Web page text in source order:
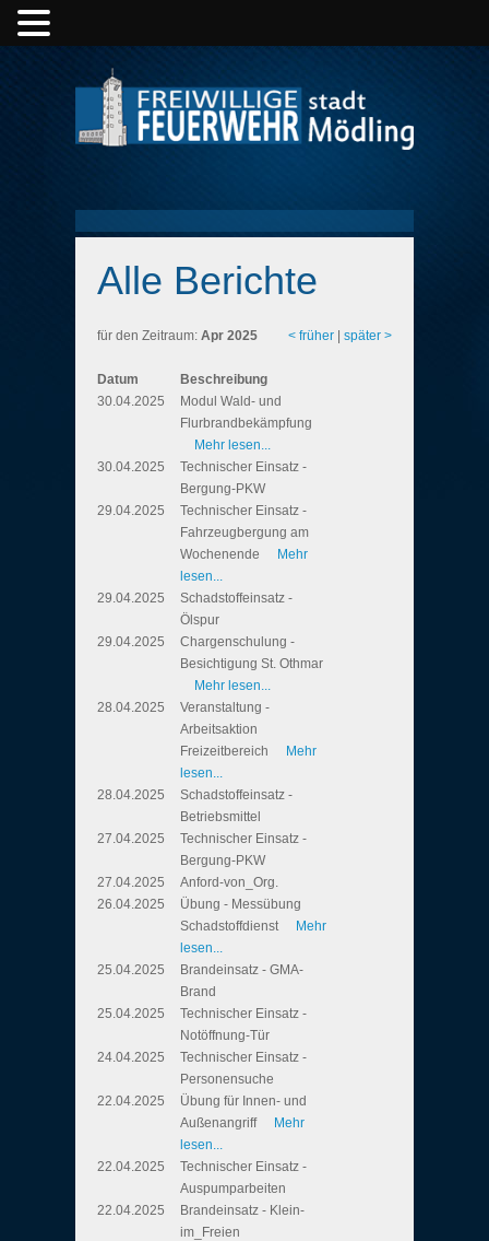
Alle Berichte
< früher später >
für den Zeitraum: Apr 2025
Datum
Beschreibung
30.04.2025
Modul Wald- und
Flurbrandbekämpfung
Mehr lesen...
30.04.2025
Technischer Einsatz -
Bergung-PKW
29.04.2025
Technischer Einsatz -
Fahrzeugbergung am
Wochenende
Mehr
lesen...
29.04.2025
Schadstoffeinsatz -
Ölspur
29.04.2025
Chargenschulung -
Besichtigung St. Othmar
Mehr lesen...
28.04.2025
Veranstaltung -
Arbeitsaktion
Freizeitbereich
Mehr
lesen...
28.04.2025
Schadstoffeinsatz -
Betriebsmittel
27.04.2025
Technischer Einsatz -
Bergung-PKW
27.04.2025
Anford-von_Org.
26.04.2025
Übung - Messübung
Schadstoffdienst
Mehr
lesen...
25.04.2025
Brandeinsatz - GMA-
Brand
25.04.2025
Technischer Einsatz -
Notöffnung-Tür
24.04.2025
Technischer Einsatz -
Personensuche
22.04.2025
Übung für Innen- und
Außenangriff
Mehr
lesen...
22.04.2025
Technischer Einsatz -
Auspumparbeiten
22.04.2025
Brandeinsatz - Klein-
im_Freien